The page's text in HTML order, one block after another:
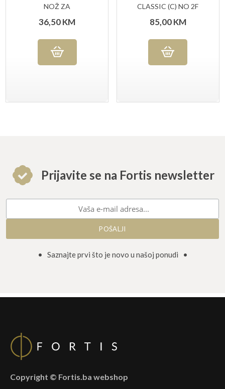
NOŽ ZA
ISKOŠTAVANJE 9153
36,50KM
CLASSIC (C) NO 2F
85,00KM
Prijavite se na Fortis newsletter
• Saznajte prvi što je novo u našoj ponudi •
Copyright © Fortis.ba webshop